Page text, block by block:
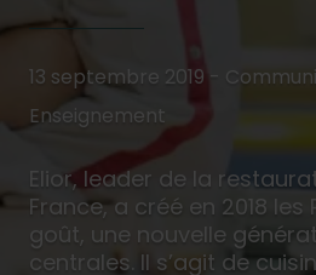
13 septembre 2019 -
Enseignement
Elior, leader de la
France, a créé en 2018 les
goût, une nouvelle
centrales. Il s’agit de